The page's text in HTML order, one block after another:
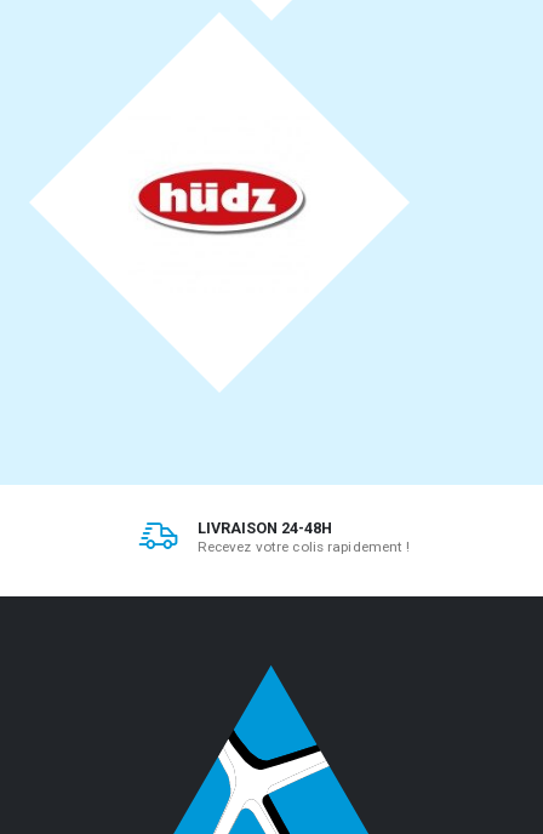
LIVRAISON 24-48H
Recevez votre colis rapidement !